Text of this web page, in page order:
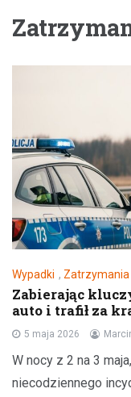
Wypadki , Zatrzymania
Zabierając
auto i trafił za
5 maja 2026
W nocy z 2 na 3
niecodziennego